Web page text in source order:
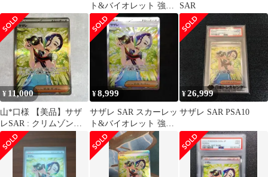
ト&バイオレット 強化
拡張パック クリムゾン
ヘイズ …
SAR
¥ 11,000
山*口様 【美品】サザ
レSAR : クリムゾンヘ
イズ sv5a(092/066)
¥8,999
サザレ SAR スカーレッ
ト&バイオレット 強化
拡張パック クリムゾン
ヘイズ …
¥26,999
サザレ SAR PSA10